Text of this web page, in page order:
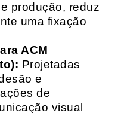
produção, reduz
uma fixação
ACM
Projetadas
e
de
visual